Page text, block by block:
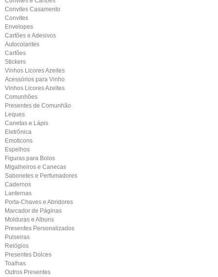
Convites Casamento
Convites
Envelopes
Cartões e Adesivos
Autocolantes
Cartões
Stickers
Vinhos Licores Azeites
Acessórios para Vinho
Vinhos Licores Azeites
Comunhões
Presentes de Comunhão
Leques
Canetas e Lápis
Eletrônica
Emoticons
Espelhos
Figuras para Bolos
Migalheiros e Canecas
Sabonetes e Perfumadores
Cadernos
Lanternas
Porta-Chaves e Abridores
Marcador de Páginas
Molduras e Albuns
Presentes Personalizados
Pulseiras
Relógios
Presentes Dolces
Toalhas
Outros Presentes